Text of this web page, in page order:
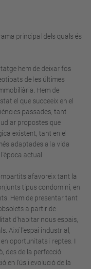
principal dels quals és
hem de deixar fos
de les últimes
Hem de
el que succeeix en el
passades, tant
propostes que
existent, tant en el
adaptades a la vida
actual.
afavoreix tant la
tipus condomini, en
Hem de presentar tant
a partir de
d'habitar nous espais,
Així l'espai industrial,
oportunitats i reptes. I
des de la perfecció
en l'ús i evolució de la